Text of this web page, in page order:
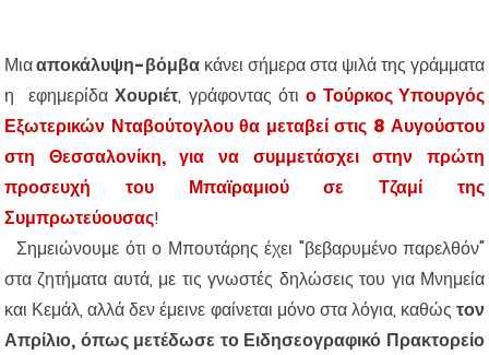
Μιααποκάλυψη-βόμβα κάνει σήμερα στα ψιλά της γράμματα
η εφημερίδαΧουριέτ, γράφοντας ότιο Τούρκος Υπουργός
Εξωτερικών Νταβούτογλου θα μεταβεί στις 8 Αυγούστου
στη Θεσσαλονίκη, για να συμμετάσχει στην πρώτη
προσευχή του Μπαϊραμιού σε Τζαμί της
Συμπρωτεύουσας!
Σημειώνουμε ότι ο Μπουτάρης έχει "βεβαρυμένο παρελθόν"
στα ζητήματα αυτά, με τις γνωστές δηλώσεις του για Μνημεία
και Κεμάλ, αλλά δεν έμεινε φαίνεται μόνο στα λόγια, καθώς τον
Απρίλιο, όπως μετέδωσε το Ειδησεογραφικό Πρακτορείο